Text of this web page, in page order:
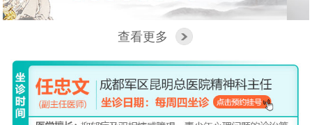
查看更多